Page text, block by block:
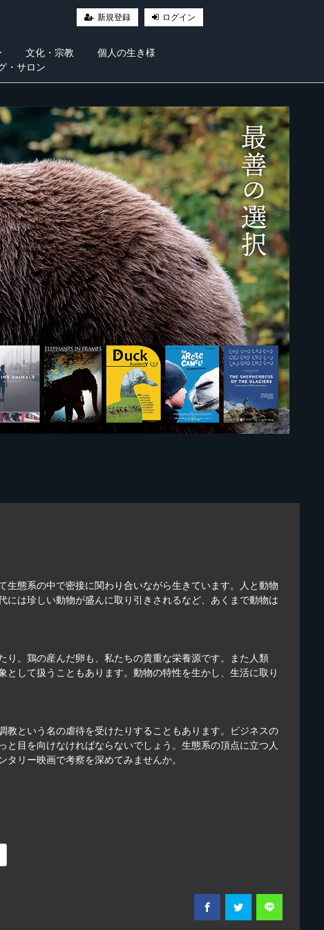
新規登録 ログイン
文化・宗教
個人の生き様
・サロン
態系の中で密接に関わり合いながら生きています。人と動物
は珍しい動物が盛んに取り引きされるなど、あくまで動物は
り。鶏の産んだ卵も、私たちの貴重な栄養源です。また人類
して扱うこともあります。動物の特性を生かし、生活に取り
という名の虐待を受けたりすることもあります。ビジネスの
目を向けなければならないでしょう。生態系の頂点に立つ人
リー映画で考察を深めてみませんか。